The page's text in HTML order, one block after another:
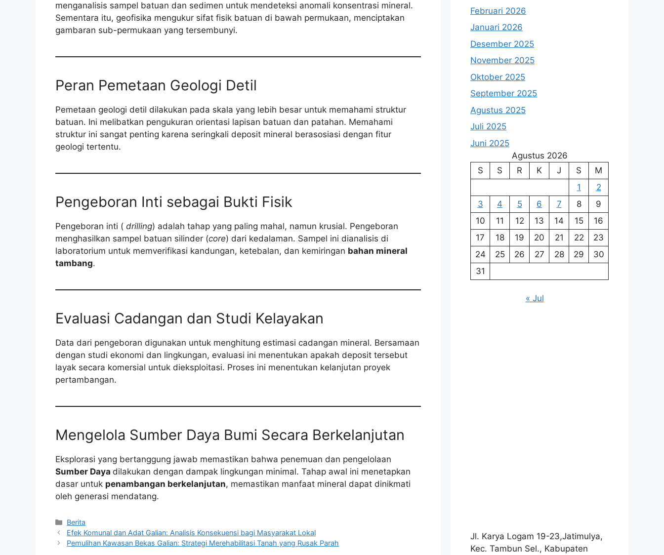
menganalisis sampel batuan dan sedimen untuk mendeteksi anomali konsentrasi mineral.
Sementara itu, geofisika mengukur sifat fisik batuan di bawah permukaan, menciptakan
gambaran sub-permukaan yang tersembunyi.
Peran Pemetaan Geologi Detil
Pemetaan geologi detil dilakukan pada skala yang lebih besar untuk memahami struktur
batuan. Ini melibatkan pengukuran orientasi lapisan batuan dan patahan. Memahami
struktur ini sangat penting karena seringkali deposit mineral berasosiasi dengan fitur
geologi tertentu.
Pengeboran Inti sebagai Bukti Fisik
Pengeboran inti ( drilling) adalah tahap yang paling mahal, namun krusial. Pengeboran
menghasilkan sampel batuan silinder (core) dari kedalaman. Sampel ini dianalisis di
laboratorium untuk memverifikasi kandungan, ketebalan, dan kemiringan bahan mineral
tambang.
Evaluasi Cadangan dan Studi Kelayakan
Data dari pengeboran digunakan untuk menghitung estimasi cadangan mineral. Bersamaan
dengan studi ekonomi dan lingkungan, evaluasi ini menentukan apakah deposit tersebut
layak secara komersial untuk dieksploitasi. Proses ini menentukan kelanjutan proyek
pertambangan.
Mengelola Sumber Daya Bumi Secara Berkelanjutan
Eksplorasi yang bertanggung jawab memastikan bahwa penemuan dan pengelolaan
Sumber Daya dilakukan dengan dampak lingkungan minimal. Tahap awal ini menetapkan
dasar untuk penambangan berkelanjutan, memastikan manfaat mineral dapat dinikmati
oleh generasi mendatang.
Kategori
Berita
Efek Komunal dan Adat Galian: Analisis Konsekuensi bagi Masyarakat Lokal
Pemulihan Kawasan Bekas Galian: Strategi Merehabilitasi Tanah yang Rusak Parah
Februari 2026
Januari 2026
Desember 2025
November 2025
Oktober 2025
September 2025
Agustus 2025
Juli 2025
Juni 2025
Agustus 2026
S
S R K J S
M
1
2
3
4 5 6 7 8
9
10
11 12 13 14 15
16
17
18 19 20 21 22
23
24
25 26 27 28 29
30
31
« Jul
Jl. Karya Logam 19-23,Jatimulya,
Kec. Tambun Sel., Kabupaten